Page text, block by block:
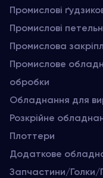
Промислові
Промислові
Промислова
Промислове
обробки
Обладнання для
Розкрійне
Плоттери
Додаткове
Запчастини/